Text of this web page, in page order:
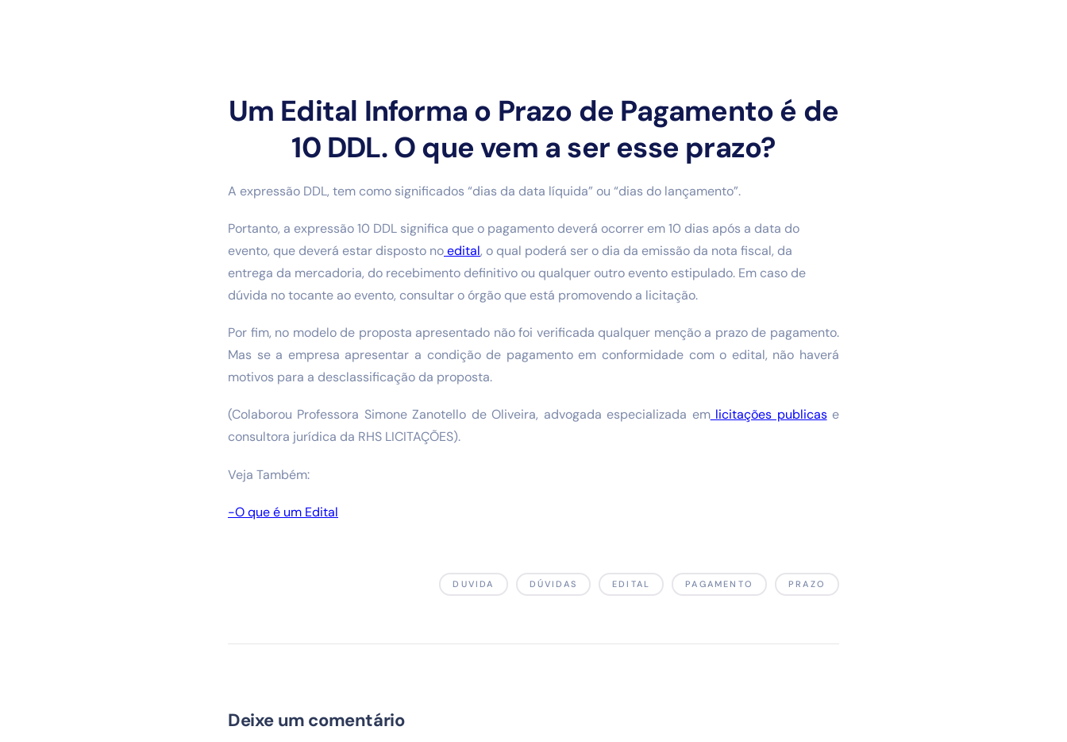
Um Edital Informa o Prazo de Pagamento é de
10 DDL. O que vem a ser esse prazo?
A expressão DDL, tem como significados “dias da data líquida” ou “dias do lançamento”.
Portanto, a expressão 10 DDL significa que o pagamento deverá ocorrer em 10 dias após a data do
evento, que deverá estar disposto noedital, o qual poderá ser o dia da emissão da nota fiscal, da
entrega da mercadoria, do recebimento definitivo ou qualquer outro evento estipulado. Em caso de
dúvida no tocante ao evento, consultar o órgão que está promovendo a licitação.
Por fim, no modelo de proposta apresentado não foi verificada qualquer menção a prazo de pagamento.
Mas se a empresa apresentar a condição de pagamento em conformidade com o edital, não haverá
motivos para a desclassificação da proposta.
(Colaborou Professora Simone Zanotello de Oliveira, advogada especializada emlicitações publicase
consultora jurídica da RHS LICITAÇÕES).
Veja Também:
-O que é um Edital
DUVIDA DÚVIDAS EDITAL PAGAMENTO PRAZO
Deixe um comentário